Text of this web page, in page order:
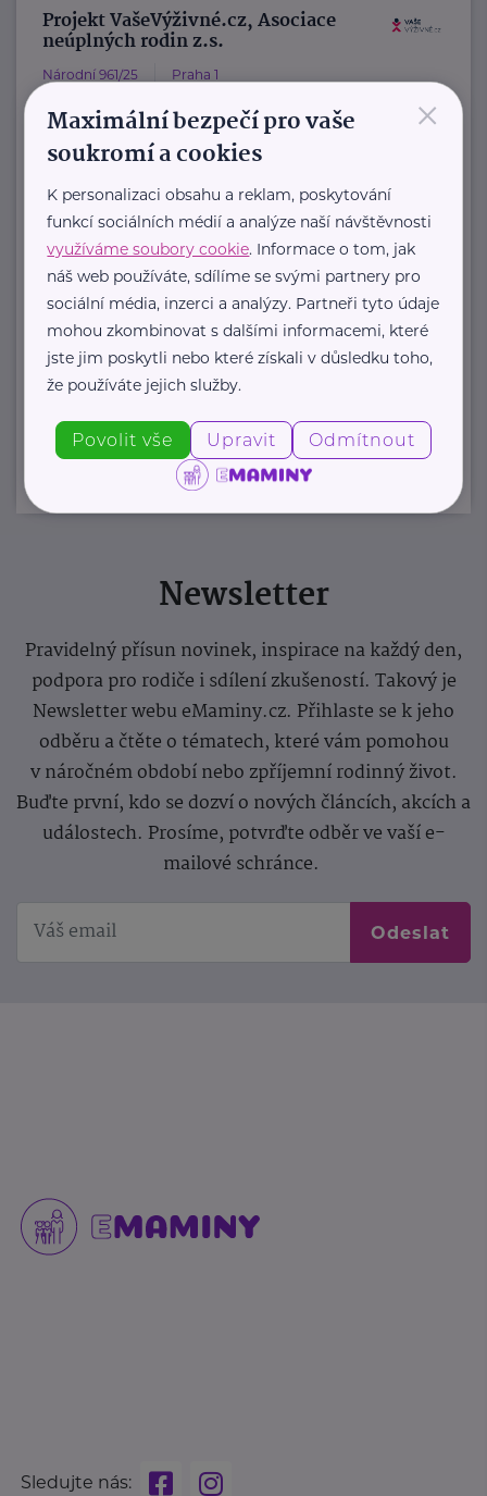
Projekt VašeVýživné.cz, Asociace
neúplných rodin z.s.
Národní 961/25 Praha 1
VašeVýživné.cz
je asistenční program, který pod
s. pomáhá rodičům získat ...
https://www.vasevyzivne.cz/
+420 800 400 441
info@vasevyzivne.cz
Zobrazit přehled společností
Newsletter
Pravidelný přísun novinek, inspirace na každý den,
podpora pro rodiče i sdílení zkušeností. Takový je
Newsletter webu eMaminy.cz. Přihlaste se k jeho
odběru a čtěte o tématech, které vám pomohou
v náročném období nebo zpříjemní rodinný život.
Buďte první, kdo se dozví o nových článcích, akcích a
událostech. Prosíme, potvrďte odběr ve vaší e-
mailové schránce.
Odeslat
Sledujte nás:
×
Maximální bezpečí pro vaše
soukromí a cookies
K personalizaci obsahu a reklam, poskytování
funkcí sociálních médií a analýze naší návštěvnosti
využíváme soubory cookie. Informace o tom, jak
náš web používáte, sdílíme se svými partnery pro
sociální média, inzerci a analýzy. Partneři tyto údaje
mohou zkombinovat s dalšími informacemi, které
jste jim poskytli nebo které získali v důsledku toho,
že používáte jejich služby.
Povolit vše Upravit Odmítnout